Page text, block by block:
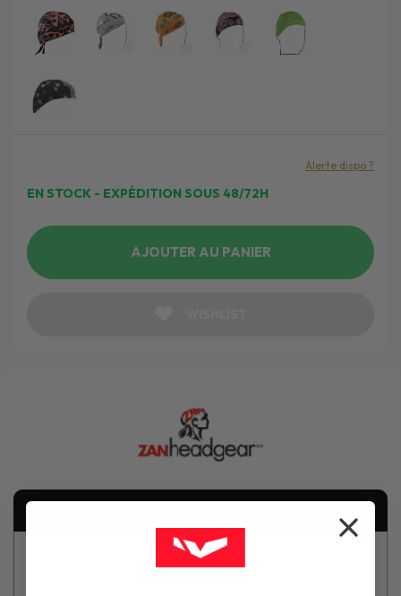
EN STOCK - EXPÉDITION SOUS 48/72H
Alerte dispo ?
AJOUTER AU PANIER